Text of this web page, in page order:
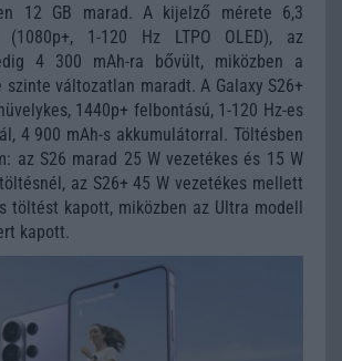
12 GB marad. A kijelző mérete 6,3
1-120 Hz LTPO OLED), az
4 300 mAh-ra bővült, miközben a
szinte változatlan maradt. A Galaxy S26+
1440p+ felbontású, 1-120 Hz-es
4 900 mAh-s akkumulátorral. Töltésben
az S26 marad 25 W vezetékes és 15 W
az S26+ 45 W vezetékes mellett
töltést kapott, miközben az Ultra modell
kapott.